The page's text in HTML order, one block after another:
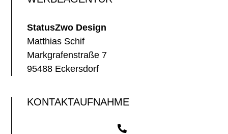
StatusZwo Design
Matthias Schif
Markgrafenstraße 7
95488 Eckersdorf
KONTAKTAUFNAHME